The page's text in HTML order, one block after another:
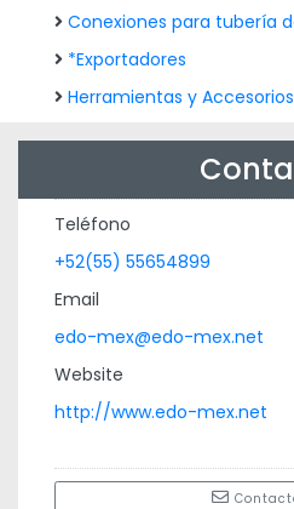
Conexiones para tubería
*Exportadores
Herramientas y
Teléfono
+52(55) 55654899
Email
edo-mex@edo-mex.net
Website
http://www.edo-mex.net